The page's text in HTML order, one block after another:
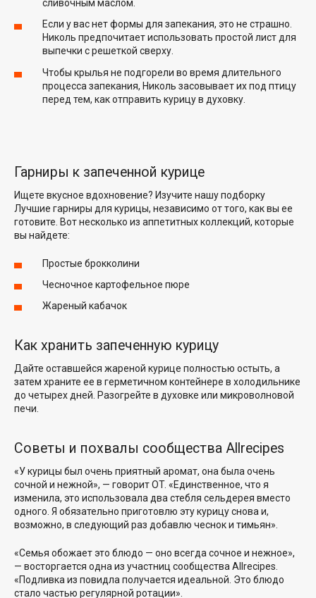
сливочным маслом.
Если у вас нет формы для запекания, это не страшно.
Николь предпочитает использовать простой лист для
выпечки с решеткой сверху.
Чтобы крылья не подгорели во время длительного
процесса запекания, Николь засовывает их под птицу
перед тем, как отправить курицу в духовку.
Гарниры к запеченной курице
Ищете вкусное вдохновение? Изучите нашу подборку
Лучшие гарниры для курицы, независимо от того, как вы ее
готовите . Вот несколько из аппетитных коллекций, которые
вы найдете:
Простые брокколини
Чесночное картофельное пюре
Жареный кабачок
Как хранить запеченную курицу
Дайте оставшейся жареной курице полностью остыть, а
затем храните ее в герметичном контейнере в холодильнике
до четырех дней. Разогрейте в духовке или микроволновой
печи.
Советы и похвалы сообщества Allrecipes
«У курицы был очень приятный аромат, она была очень
сочной и нежной», — говоритOT. «Единственное, что я
изменила, это использовала два стебля сельдерея вместо
одного. Я обязательно приготовлю эту курицу снова и,
возможно, в следующий раз добавлю чеснок и тимьян».
«Семья обожает это блюдо — оно всегда сочное и нежное»,
— восторгается одна из участниц сообщества Allrecipes.
«Подливка из повидла получается идеальной. Это блюдо
стало частью регулярной ротации».